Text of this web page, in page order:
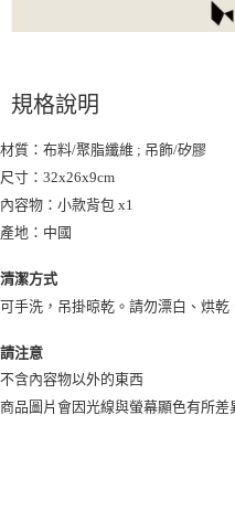
規格說明
材質：布料/聚脂纖維 ; 吊飾/矽膠
尺寸：32x26x9cm
內容物：小款背包 x1
產地：中國
清潔方式
可手洗，吊掛晾乾。請勿漂白、烘乾
請注意
不含內容物以外的東西
商品圖片會因光線與螢幕顯色有所差